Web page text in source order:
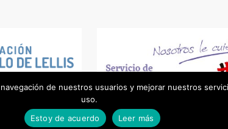
política de cookies
de nuestros usuarios y mejorar nuestros
uso.
Estoy de acuerdo
Leer más